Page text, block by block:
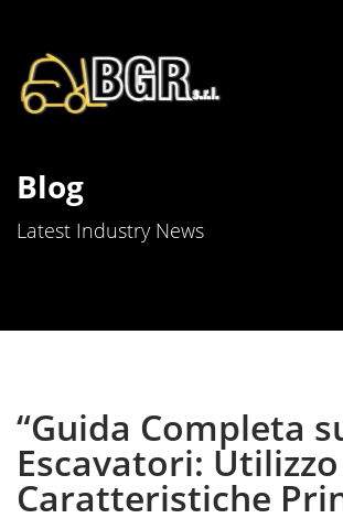
Blog
Latest Industry News
“Guida Completa
Escavatori:
Caratteristiche